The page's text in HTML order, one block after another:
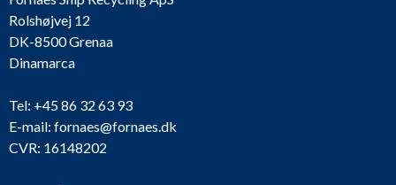
Rolshøjvej 12
DK-8500 Grenaa
Dinamarca
Tel: +45 86 32 63 93
E-mail: fornaes@fornaes.dk
CVR: 16148202